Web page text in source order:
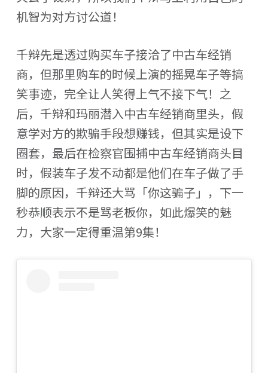
机智为对方讨公道！
千辩先是透过购买车子接洽了中古车经销
商，但那里购车的时候上演的摇晃车子等搞
笑事迹，完全让人笑得上气不接下气！之
后，千辩和玛丽潜入中古车经销商里头，假
意学对方的欺骗手段想赚钱，但其实是设下
圈套，最后在检察官围捕中古车经销商头目
时，假装车子发不动都是他们在车子做了手
脚的原因，千辩还大骂「你这骗子」，下一
秒恭顺表示不是骂老板你，如此爆笑的魅
力，大家一定得重温第9集！